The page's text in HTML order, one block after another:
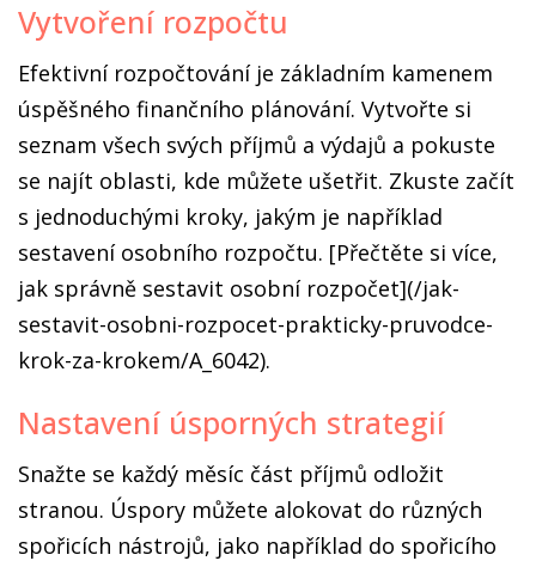
Vytvoření rozpočtu
Efektivní rozpočtování je základním kamenem
úspěšného finančního plánování. Vytvořte si
seznam všech svých příjmů a výdajů a pokuste
se najít oblasti, kde můžete ušetřit. Zkuste začít
s jednoduchými kroky, jakým je například
sestavení osobního rozpočtu. [Přečtěte si více,
jak správně sestavit osobní rozpočet](/jak-
sestavit-osobni-rozpocet-prakticky-pruvodce-
krok-za-krokem/A_6042).
Nastavení úsporných strategií
Snažte se každý měsíc část příjmů odložit
stranou. Úspory můžete alokovat do různých
spořicích nástrojů, jako například do spořicího